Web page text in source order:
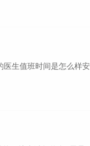
医生值班时间是怎么样安